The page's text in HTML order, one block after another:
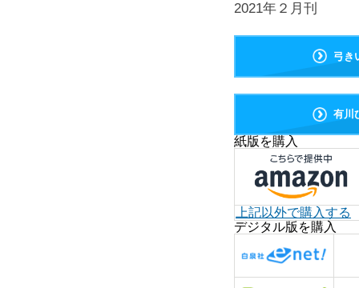
2021年２月刊
弓き
有川
紙版を購入
上記以外で購入する
デジタル版を購入